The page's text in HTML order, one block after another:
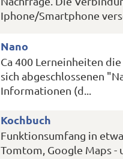
Iphone/Smartphone
Nano
Ca 400 Lerneinheiten
sich abgeschlossenen
Informationen (d...
Kochbuch
Funktionsumfang in
Tomtom, Google Maps -